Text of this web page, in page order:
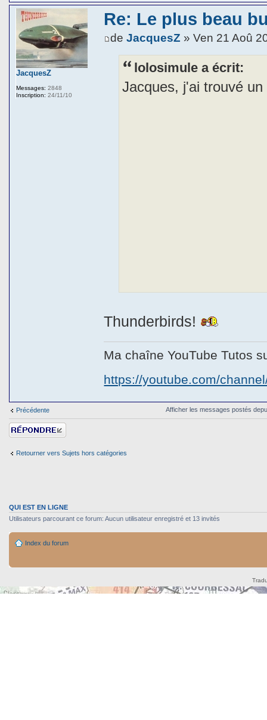
Re: Le plus beau
deJacquesZ » Ven 21 Aoû
lolosimule a écrit:
Jacques, j'ai trouvé
Thunderbirds!
Ma chaîne YouTube Tutos
https://youtube.com/
JacquesZ
Messages: 2848
Inscription: 24/11/10
Précédente Afficher les messages postés
Répondre
Retourner vers Sujets hors catégories
QUI EST EN LIGNE
Utilisateurs parcourant ce forum: Aucun utilisateur enregistré et 13 invités
Index du forum